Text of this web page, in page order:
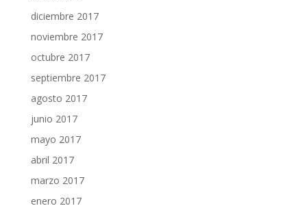
diciembre 2017
noviembre 2017
octubre 2017
septiembre 2017
agosto 2017
junio 2017
mayo 2017
abril 2017
marzo 2017
enero 2017